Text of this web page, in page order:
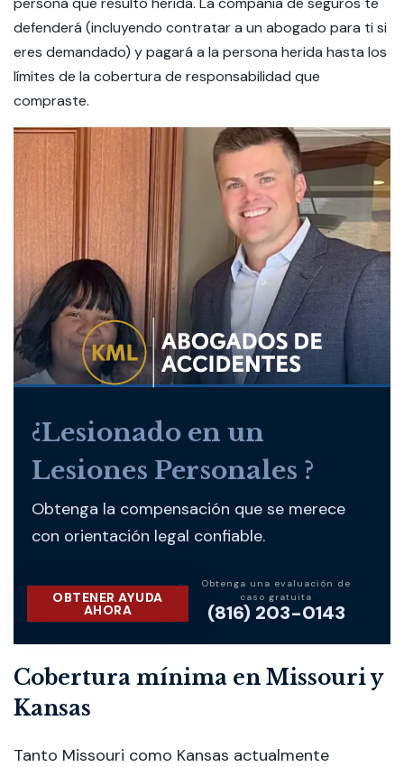
defenderá (incluyendo contratar a un abogado para ti si
eres demandado) y pagará a la persona herida hasta los
límites de la cobertura de responsabilidad que
compraste.
¿Lesionado en un
Lesiones Personales ?
Obtenga la compensación que se merece
con orientación legal confiable.
OBTENER AYUDA
AHORA
Obtenga una evaluación de
caso gratuita
(816) 203-0143
Cobertura mínima en Missouri y
Kansas
Tanto Missouri como Kansas actualmente